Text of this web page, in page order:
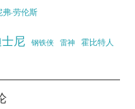
弗·劳伦斯
尼 钢铁侠 雷神 霍比特人